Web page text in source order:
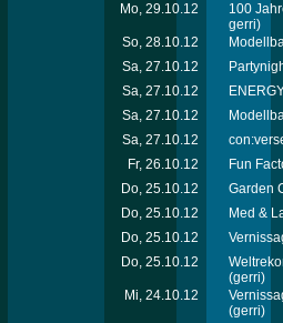
Mo, 29.10.12
100
gerri)
So, 28.10.12
Sa, 27.10.12
Sa, 27.10.12
Sa, 27.10.12
Sa, 27.10.12
Fr, 26.10.12
Fun
Do, 25.10.12
Garden
Do, 25.10.12
Med &
Do, 25.10.12
Do, 25.10.12
(gerri)
Mi, 24.10.12
(gerri)